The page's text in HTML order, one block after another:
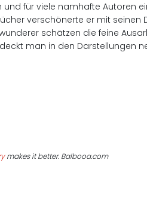
für viele namhafte Autoren
verschönerte er mit seinen
schätzen die feine
man in den Darstellungen
makes it better. Balbooa.com